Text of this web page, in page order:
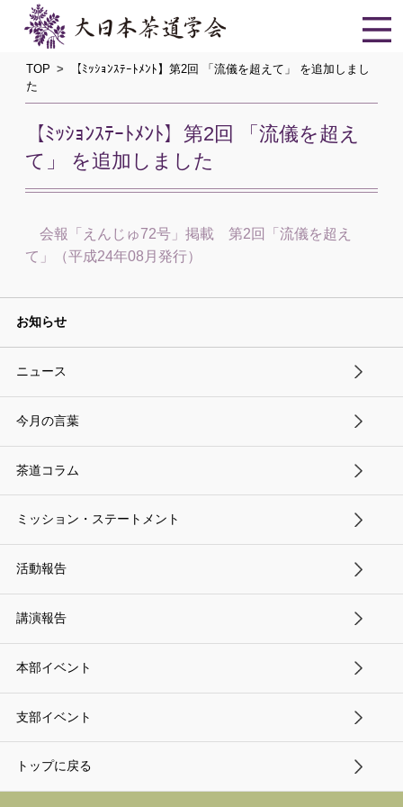
TOP
【ﾐｯｼｮﾝｽﾃｰﾄﾒﾝﾄ】第2回 「流儀を超えて」 を追加しまし
た
【ﾐｯｼｮﾝｽﾃｰﾄﾒﾝﾄ】第2回 「流儀を超え
て」 を追加しました
会報「えんじゅ72号」掲載 第2回「流儀を超え
て」（平成24年08月発行）
お知らせ
ニュース
今月の言葉
茶道コラム
ミッション・ステートメント
活動報告
講演報告
本部イベント
支部イベント
トップに戻る